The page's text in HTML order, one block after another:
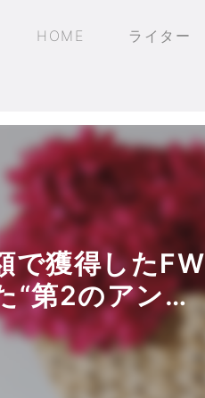
HOME ライター
で獲得したFW
“第2のアン